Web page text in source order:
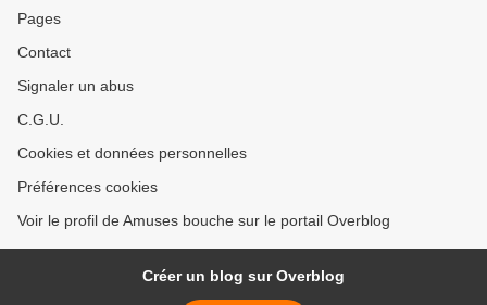
Pages
Contact
Signaler un abus
C.G.U.
Cookies et données personnelles
Préférences cookies
Voir le profil de Amuses bouche sur le portail Overblog
Créer un blog sur Overblog